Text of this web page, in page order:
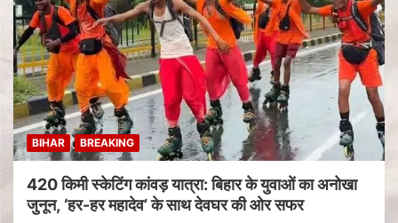
BIHAR BREAKING
420 किमी स्केटिंग कांवड़ यात्रा: बिहार के युवाओं का अनोखा
जुनून, ‘हर-हर महादेव’ के साथ देवघर की ओर सफर